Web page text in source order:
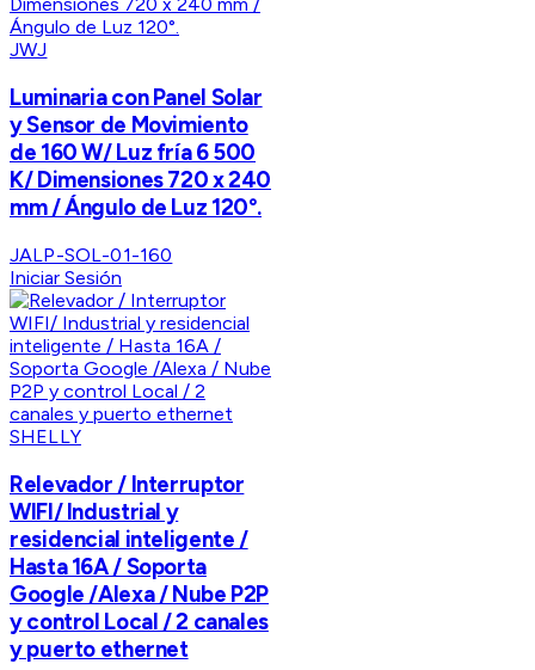
JWJ
Luminaria con Panel Solar
y Sensor de Movimiento
de 160 W/ Luz fría 6 500
K/ Dimensiones 720 x 240
mm / Ángulo de Luz 120°.
JALP-SOL-01-160
Iniciar Sesión
SHELLY
Relevador / Interruptor
WIFI/ Industrial y
residencial inteligente /
Hasta 16A / Soporta
Google /Alexa / Nube P2P
y control Local / 2 canales
y puerto ethernet